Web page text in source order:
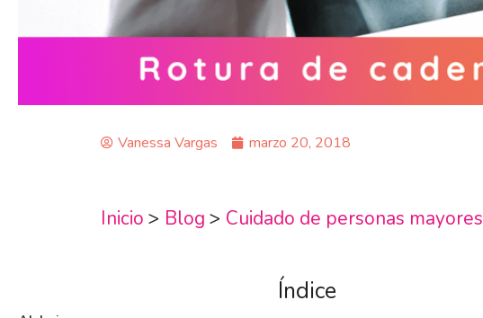
Vanessa Vargas marzo 20, 2018
Inicio > Blog > Cuidado de personas mayores
Índice